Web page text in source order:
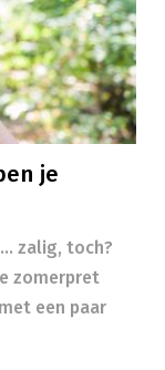
je
zalig, toch?
zomerpret
een paar